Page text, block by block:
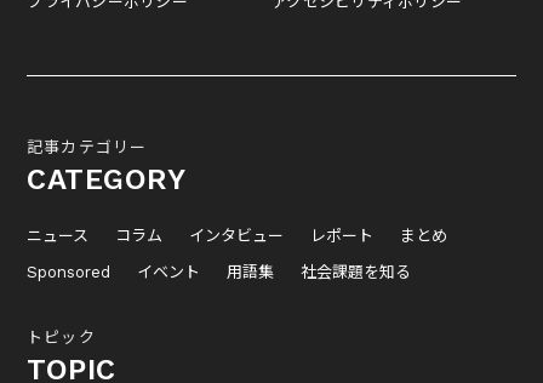
記事カテゴリー
CATEGORY
ニュース コラム インタビュー レポート
まとめ
Sponsored
イベント 用語集 社会課題を知る
トピック
TOPIC